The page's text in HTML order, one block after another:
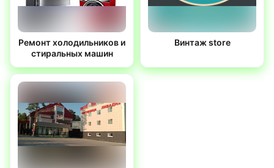
Ремонт холодильников и
стиральных машин
Винтаж store